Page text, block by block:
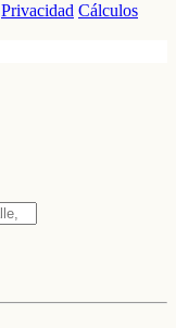
Privacidad Cálculos